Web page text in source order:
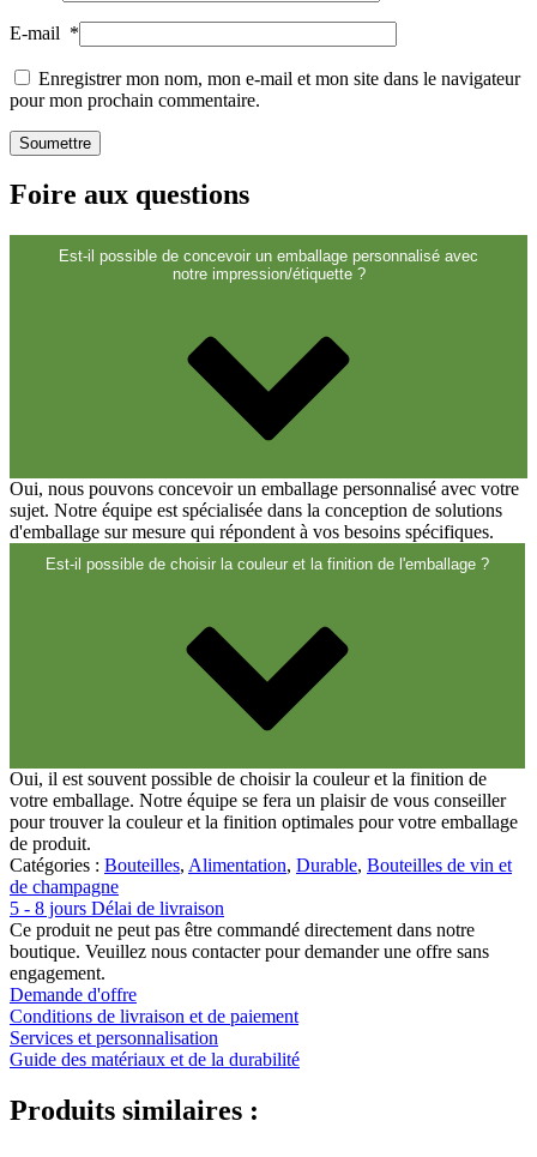
Alimentation(483)
Durable
Bouteilles de sauce(24)
Bouteilles de spiritueux
Réservoirs(2)
Fermetures (173)
Bouteilles de vin et de champagne
(83)
E-mail *
Enregistrer mon nom, mon e-mail et mon site dans le navigateur
pour mon prochain commentaire.
Foire aux questions
Est-il possible de concevoir un emballage personnalisé avec
notre impression/étiquette ?
Oui, nous pouvons concevoir un emballage personnalisé avec votre
sujet. Notre équipe est spécialisée dans la conception de solutions
d'emballage sur mesure qui répondent à vos besoins spécifiques.
Est-il possible de choisir la couleur et la finition de l'emballage ?
Oui, il est souvent possible de choisir la couleur et la finition de
votre emballage. Notre équipe se fera un plaisir de vous conseiller
pour trouver la couleur et la finition optimales pour votre emballage
de produit.
Catégories : Bouteilles, Alimentation, Durable, Bouteilles de vin et
de champagne
5 - 8 jours Délai de livraison
Ce produit ne peut pas être commandé directement dans notre
boutique. Veuillez nous contacter pour demander une offre sans
engagement.
Demande d'offre
Conditions de livraison et de paiement
Services et personnalisation
Guide des matériaux et de la durabilité
Produits similaires :